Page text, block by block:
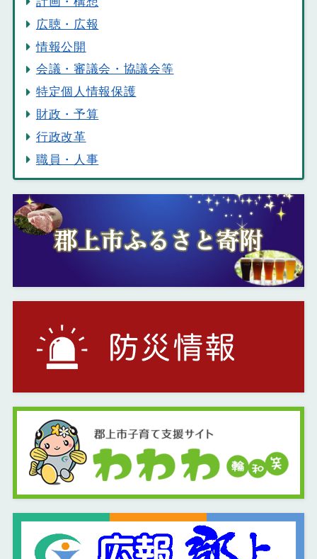
広聴・広報
情報公開
会議・審議会・協議会等
特定個人情報保護
財政・予算
行政改革
職員・人事